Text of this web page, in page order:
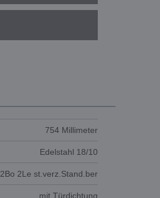
754 Millimeter
Edelstahl 18/10
2Bo 2Le st.verz.Stand.ber
mit Türdichtung